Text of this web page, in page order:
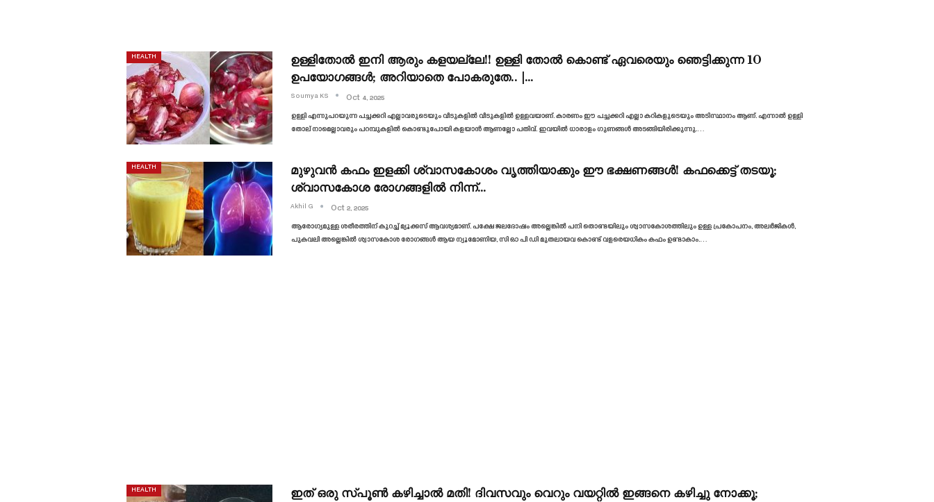
HEALTH
ഉള്ളിതോൽ ഇനി ആരും കളയല്ലേ!! ഉള്ളി തോൽ കൊണ്ട് ഏവരെയും ഞെട്ടിക്കുന്ന 10
ഉപയോഗങ്ങൾ; അറിയാതെ പോകരുതേ.. |…
Soumya KS Oct 4, 2025
ഉള്ളി എന്നുപറയുന്ന പച്ചക്കറി എല്ലാവരുടെയും വീടുകളിൽ വീടുകളിൽ ഉള്ളവയാണ്. കാരണം ഈ പച്ചക്കറി എല്ലാ കറികളുടെയും അടിസ്ഥാനം ആണ്. എന്നാൽ ഉള്ളി
തോല് നാമെല്ലാവരും പറമ്പുകളിൽ കൊണ്ടുപോയി കളയാൻ ആണല്ലോ പതിവ്. ഇവയിൽ ധാരാളം ഗുണങ്ങൾ അടങ്ങിയിരിക്കുന്നു.…
HEALTH
മുഴുവൻ കഫം ഇളക്കി ശ്വാസകോശം വൃത്തിയാക്കും ഈ ഭക്ഷണങ്ങള്‍! കഫക്കെട്ട് തടയൂ;
ശ്വാസകോശ രോഗങ്ങളിൽ നിന്ന്…
Akhil G Oct 2, 2025
ആരോഗ്യമുള്ള ശരീരത്തിന് കുറച്ച് മ്യൂക്കസ് ആവശ്യമാണ്. പക്ഷേ ജലദോഷം അല്ലെങ്കിൽ പനി തൊണ്ടയിലും ശ്വാസകോശത്തിലും ഉള്ള പ്രകോപനം, അലർജികൾ,
പുകവലി അല്ലെങ്കിൽ ശ്വാസകോശ രോഗങ്ങൾ ആയ ന്യൂമോണിയ, സി ഓ പി ഡി മുതലായവ കൊണ്ട് വളരെയധികം കഫം ഉണ്ടാകാം.…
HEALTH
ഇത് ഒരു സ്പൂൺ കഴിച്ചാൽ മതി! ദിവസവും വെറും വയറ്റിൽ ഇങ്ങനെ കഴിച്ചു നോക്കൂ;